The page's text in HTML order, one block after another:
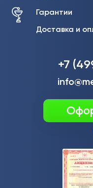
Гарантии
Доставка и
+7